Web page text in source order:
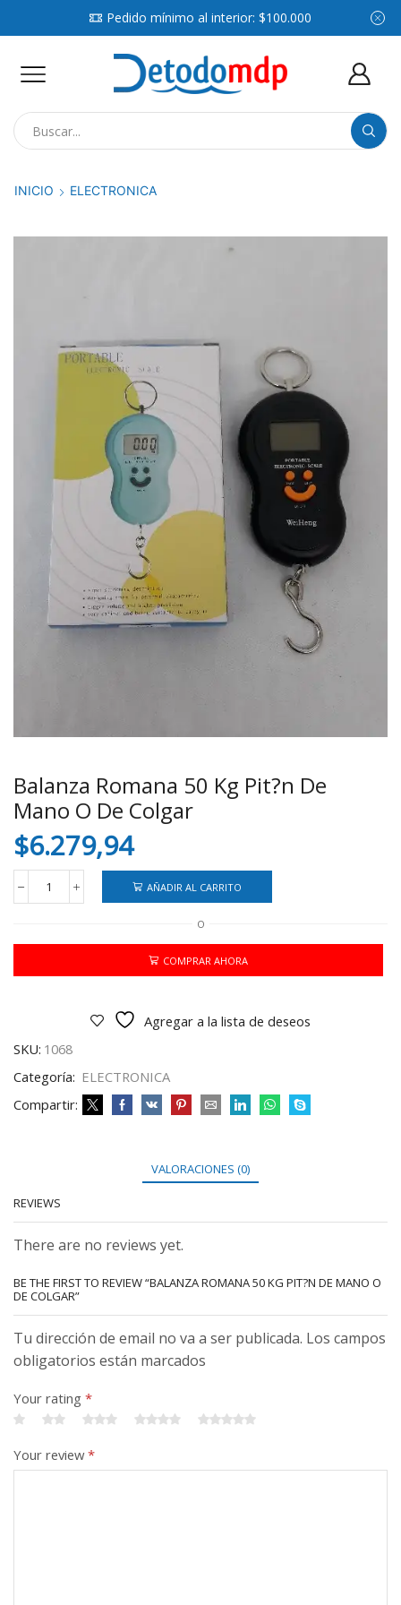
Pedido mínimo al interior: $100.000
INICIO ELECTRONICA
Balanza Romana 50 Kg Pit?n De
Mano O De Colgar
$6.279,94
Balanza
Kg
n
Colgar
cantidad
AÑADIR AL CARRITO
O
COMPRAR AHORA
Agregar a la lista de deseos
SKU: 1068
Categoría: ELECTRONICA
Compartir:
VALORACIONES (0)
REVIEWS
There are no reviews yet.
BE THE FIRST TO REVIEW “BALANZA ROMANA 50 KG PIT?N DE MANO O
DE COLGAR”
Tu dirección de email no va a ser publicada. Los campos
obligatorios están marcados
Your rating *
Your review*